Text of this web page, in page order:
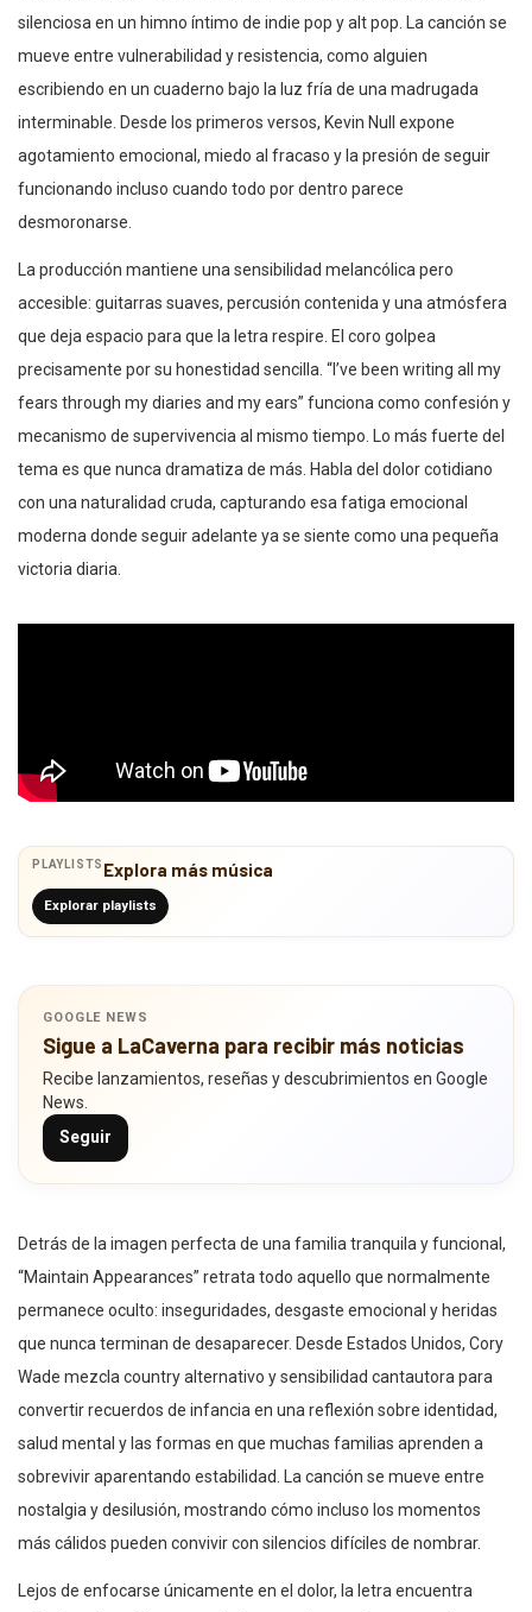
silenciosa en un himno íntimo de indie pop y alt pop. La canción se
mueve entre vulnerabilidad y resistencia, como alguien
escribiendo en un cuaderno bajo la luz fría de una madrugada
interminable. Desde los primeros versos, Kevin Null expone
agotamiento emocional, miedo al fracaso y la presión de seguir
funcionando incluso cuando todo por dentro parece
desmoronarse.
La producción mantiene una sensibilidad melancólica pero
accesible: guitarras suaves, percusión contenida y una atmósfera
que deja espacio para que la letra respire. El coro golpea
precisamente por su honestidad sencilla. “I’ve been writing all my
fears through my diaries and my ears” funciona como confesión y
mecanismo de supervivencia al mismo tiempo. Lo más fuerte del
tema es que nunca dramatiza de más. Habla del dolor cotidiano
con una naturalidad cruda, capturando esa fatiga emocional
moderna donde seguir adelante ya se siente como una pequeña
victoria diaria.
PLAYLISTS Explora más música
Explorar playlists
GOOGLE NEWS
Sigue a LaCaverna para recibir más noticias
Recibe lanzamientos, reseñas y descubrimientos en Google
News.
Seguir
Detrás de la imagen perfecta de una familia tranquila y funcional,
“Maintain Appearances” retrata todo aquello que normalmente
permanece oculto: inseguridades, desgaste emocional y heridas
que nunca terminan de desaparecer. Desde Estados Unidos, Cory
Wade mezcla country alternativo y sensibilidad cantautora para
convertir recuerdos de infancia en una reflexión sobre identidad,
salud mental y las formas en que muchas familias aprenden a
sobrevivir aparentando estabilidad. La canción se mueve entre
nostalgia y desilusión, mostrando cómo incluso los momentos
más cálidos pueden convivir con silencios difíciles de nombrar.
Lejos de enfocarse únicamente en el dolor, la letra encuentra